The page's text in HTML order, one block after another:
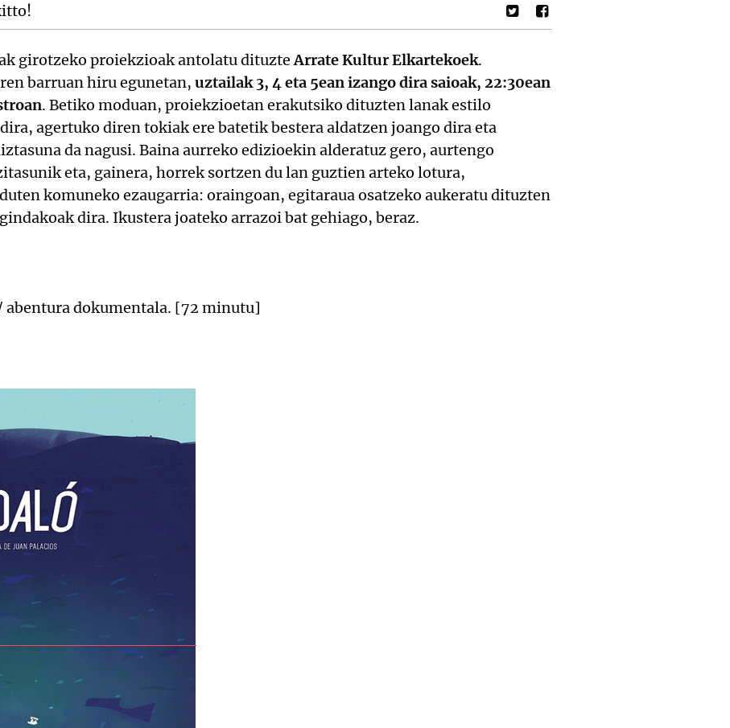
girotzeko proiekzioak antolatu dituzteArrate Kultur Elkartekoek.
barruan hiru egunetan, uztailak 3, 4 eta 5ean izango dira saioak, 22:30ean
. Betiko moduan, proiekzioetan erakutsiko dituzten lanak estilo
agertuko diren tokiak ere batetik bestera aldatzen joango dira eta
da nagusi. Baina aurreko edizioekin alderatuz gero, aurtengo
eta, gainera, horrek sortzen du lan guztien arteko lotura,
komuneko ezaugarria: oraingoan, egitaraua osatzeko aukeratu dituzten
dira. Ikustera joateko arrazoi bat gehiago, beraz.
abentura dokumentala. [72 minutu]